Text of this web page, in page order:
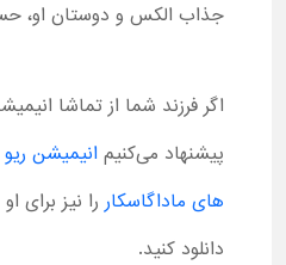
جذاب الکس و دوستان او،
پیشنهاد می‌کنیم انیمیشن ریو 1
های ماداگاسکار را نیز برای
دانلود کنید.